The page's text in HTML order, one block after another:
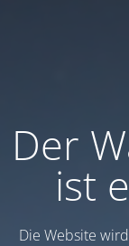
Der
ist
Die Website